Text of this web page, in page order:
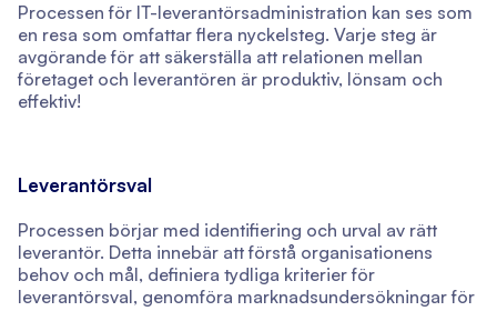
Processen för IT-leverantörsadministration kan ses som
en resa som omfattar flera nyckelsteg. Varje steg är
avgörande för att säkerställa att relationen mellan
företaget och leverantören är produktiv, lönsam och
effektiv!
Leverantörsval
Processen börjar med identifiering och urval av rätt
leverantör. Detta innebär att förstå organisationens
behov och mål, definiera tydliga kriterier för
leverantörsval, genomföra marknadsundersökningar för